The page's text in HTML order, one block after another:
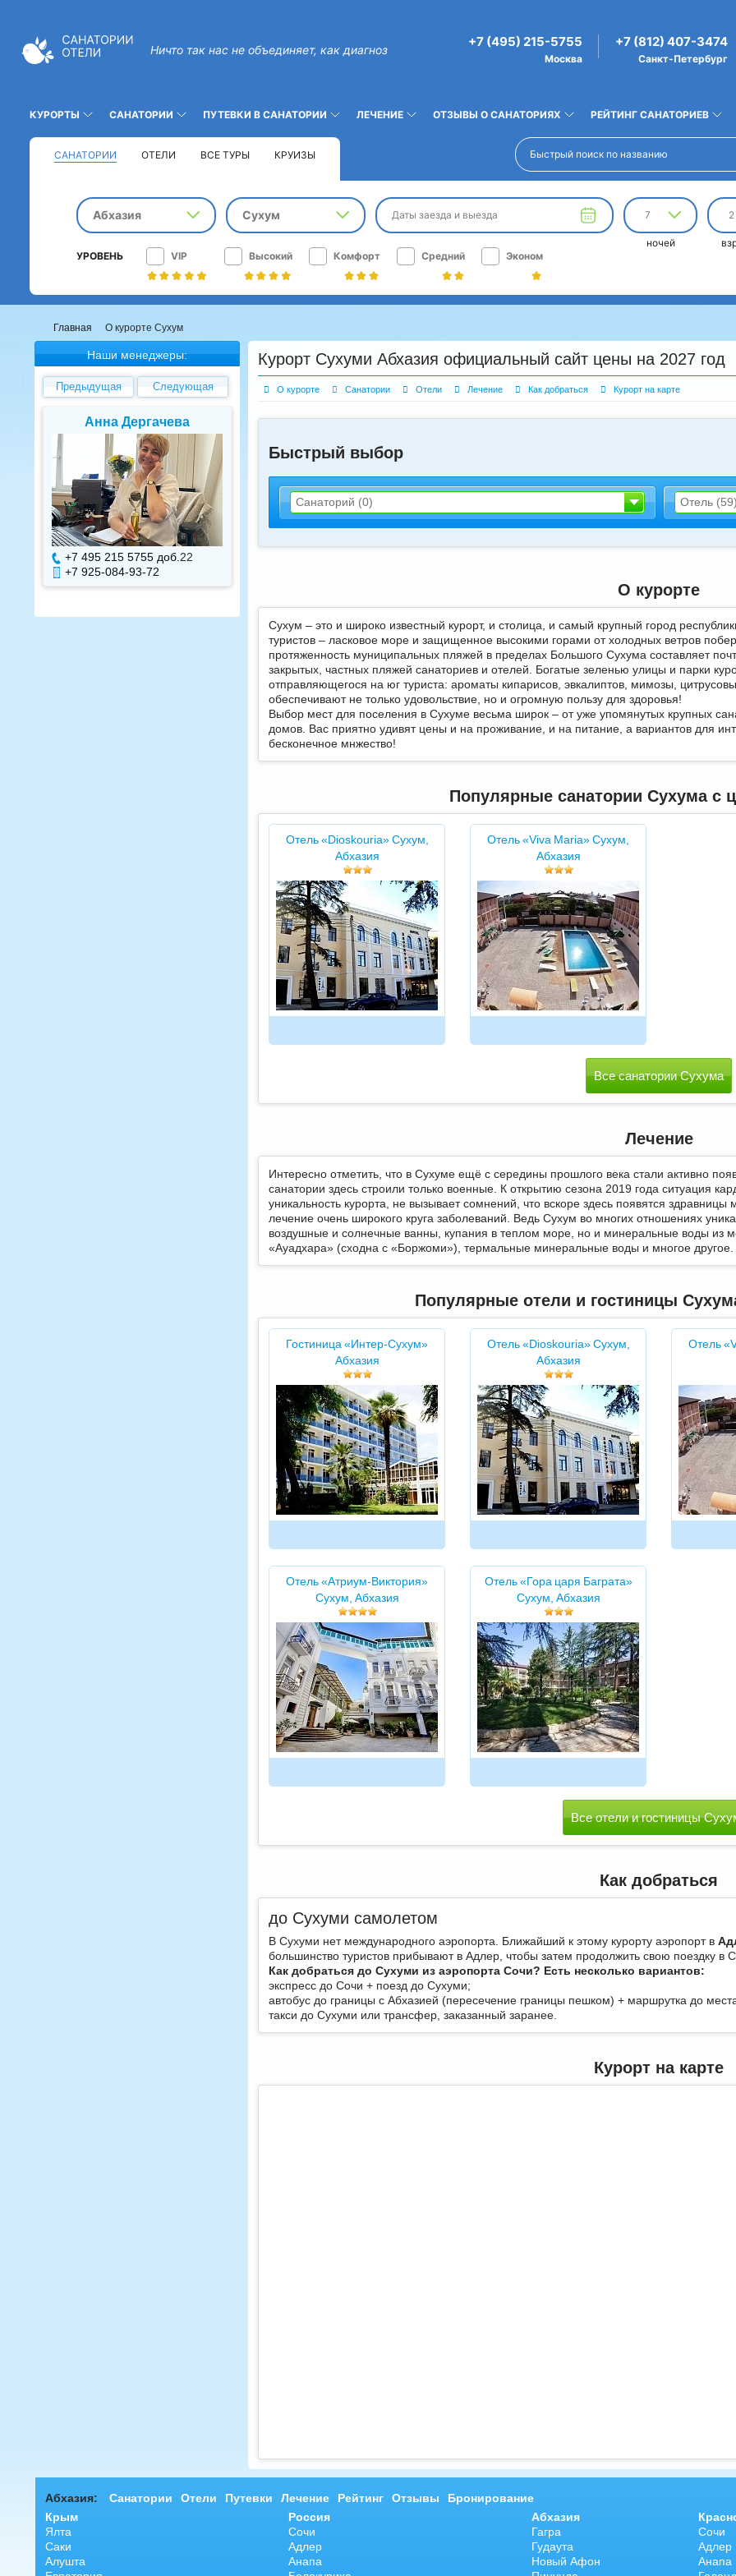
Ничто так нас не объединяет, как диагноз
+7 (495) 215-5755
Москва
+7 (812) 407-3474
Санкт-Петербург
КУРОРТЫ САНАТОРИИ ПУТЕВКИ В САНАТОРИИ ЛЕЧЕНИЕ ОТЗЫВЫ О САНАТОРИЯХ РЕЙТИНГ САНАТОРИЕВ
САНАТОРИИ ОТЕЛИ ВСЕ ТУРЫ КРУИЗЫ
Абхазия Сухум Даты заезда и выезда 7
ночей
2
УРОВЕНЬ
VIP Высокий Комфорт Средний Эконом
Главная О курорте Сухум
Наши менеджеры:
Предыдущая Следующая
Елена Валуева
+7 495 215 5755 доб. 7
+7 925-084-93-71
Светлана Гарбузова Александр
Курорт Сухуми Абхазия официальный сайт цены на 2027 год
О курорте Санатории Отели Лечение Как добраться Курорт на карте
Быстрый выбор
Санаторий (0) Отель
О курорте
Сухум – это и широко известный курорт, и столица, и самый крупный город
туристов – ласковое море и защищенное высокими горами от холодных ветров
протяженность муниципальных пляжей в пределах Большого Сухума составляет
закрытых, частных пляжей санаториев и отелей. Богатые зеленью улицы и парки
отправляющегося на юг туриста: ароматы кипарисов, эвкалиптов, мимозы,
обеспечивают не только удовольствие, но и огромную пользу для здоровья!
Выбор мест для поселения в Сухуме весьма широк – от уже упомянутых крупных
домов. Вас приятно удивят цены и на проживание, и на питание, а вариантов для
бесконечное мнжество!
Популярные санатории Сухума с
Отель «Dioskouria» Сухум,
Абхазия
Отель «Viva Maria» Сухум,
Абхазия
Все санатории Сухума
Лечение
Интересно отметить, что в Сухуме ещё с середины прошлого века стали активно
санатории здесь строили только военные. К открытию сезона 2019 года ситуация
уникальность курорта, не вызывает сомнений, что вскоре здесь появятся
лечение очень широкого круга заболеваний. Ведь Сухум во многих отношениях
воздушные и солнечные ванны, купания в теплом море, но и минеральные воды из
«Ауадхара» (сходна с «Боржоми»), термальные минеральные воды и многое другое.
Популярные отели и гостиницы
Гостиница «Интер-Сухум»
Абхазия
Отель «Dioskouria» Сухум,
Абхазия
Отель
Отель «Атриум-Виктория»
Сухум, Абхазия
Отель «Гора царя Баграта»
Сухум, Абхазия
Все отели и гостиницы
Как добраться
до Сухуми самолетом
В Сухуми нет международного аэропорта. Ближайший к этому курорту аэропорт в
большинство туристов прибывают в Адлер, чтобы затем продолжить свою поездку
Как добраться до Сухуми из аэропорта Сочи? Есть несколько вариантов:
экспресс до Сочи + поезд до Сухуми;
автобус до границы с Абхазией (пересечение границы пешком) + маршрутка до
такси до Сухуми или трансфер, заказанный заранее.
Курорт на карте
Абхазия: Санатории Отели Путевки Лечение Рейтинг Отзывы
Бронирование
Крым
Ялта
Саки
Алушта
Россия
Сочи
Адлер
Анапа
Абхазия
Гагра
Гудаута
Новый Афон
Сочи
Адлер
Анапа